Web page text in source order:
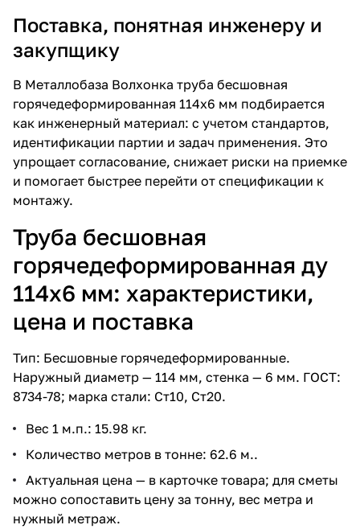
Поставка, понятная инженеру и
закупщику
В Металлобаза Волхонка труба бесшовная
горячедеформированная 114х6 мм подбирается
как инженерный материал: с учетом стандартов,
идентификации партии и задач применения. Это
упрощает согласование, снижает риски на приемке
и помогает быстрее перейти от спецификации к
монтажу.
Труба бесшовная
горячедеформированная ду
114х6 мм: характеристики,
цена и поставка
Тип: Бесшовные горячедеформированные.
Наружный диаметр — 114 мм, стенка — 6 мм. ГОСТ:
8734-78; марка стали: Ст10, Ст20.
Вес 1 м.п.: 15.98 кг.
Количество метров в тонне: 62.6 м..
Актуальная цена — в карточке товара; для сметы
можно сопоставить цену за тонну, вес метра и
нужный метраж.